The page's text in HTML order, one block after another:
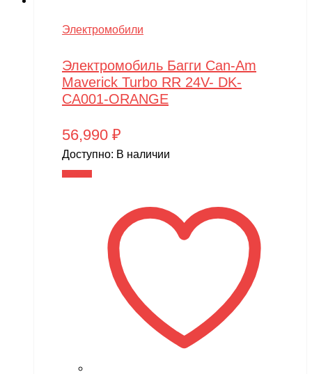
Электромобили
Электромобиль Багги Can-Am
Maverick Turbo RR 24V- DK-
CA001-ORANGE
56,990 ₽
Доступно: В наличии